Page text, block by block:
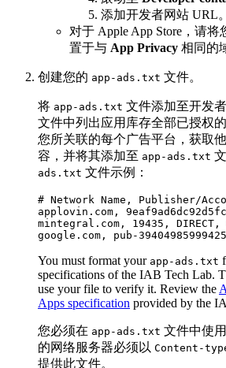
添加开发者网站 URL。
对于 Apple App Store，请将
置于与 App Privacy 相同的
创建您的 app-ads.txt 文件。
将 app-ads.txt 文件添加至开发
文件中列出应用库存全部已授权
您所关联的每个广告平台，获取
容，并将其添加至 app-ads.txt
ads.txt 文件示例：
# Network Name, Publisher/
applovin.com,
mintegral.com, 19435, DIRECT,
You must format your app-ads.txt
specifications of the IAB Tech Lab.
use your file to verify it. Review the
Apps specification provided by the
您必须在 app-ads.txt 文件中使用
的网络服务器必须以 Content-
提供此文件。